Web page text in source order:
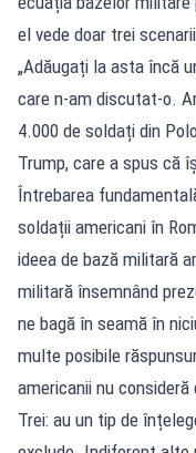
el vede doar trei
„Adăugați la asta încă
care n-am discutat-o.
4.000 de soldați din
Trump, care a spus că
Întrebarea
soldații americani în
ideea de bază militară
militară însemnând
ne bagă în seamă în
multe posibile
americanii nu
Trei: au un tip de